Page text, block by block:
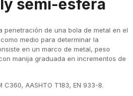
semi-esfera
penetración de una bola de metal en el
medio para determinar la
en un marco de metal, peso
manija graduada en incrementos de
AASHTO T183, EN 933-8.